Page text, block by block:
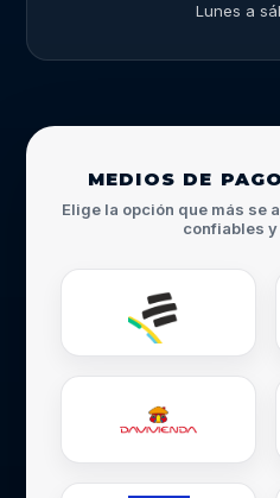
Lunes a
MEDIOS DE
Elige la opción que más se
confiables